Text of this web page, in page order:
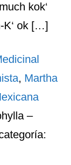
kok‘
K‘ ok […]
, Martha
–